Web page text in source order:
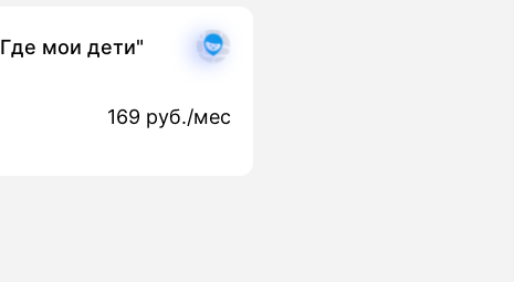
мои дети"
169 руб./мес